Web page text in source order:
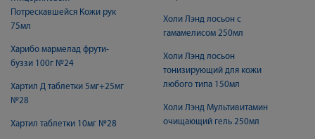
Потрескавшейся Кожи рук
75мл
Харибо мармелад фрути-
буззи 100г №24
Хартил Д таблетки 5мг+25мг
№28
Хартил таблетки 10мг №28
Холи Лэнд лосьон с
гамамелисом 250мл
Холи Лэнд лосьон
тонизирующий для кожи
любого типа 150мл
Холи Лэнд Мультивитамин
очищающий гель 250мл